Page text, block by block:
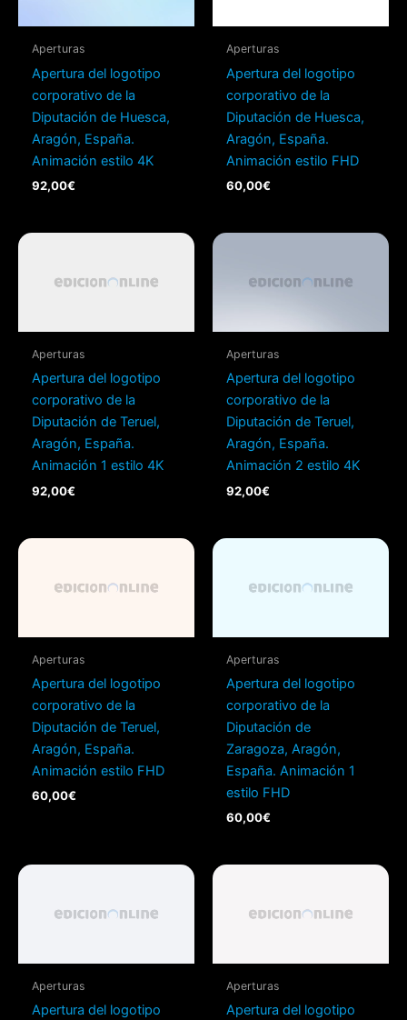
Aperturas
Apertura del logotipo
corporativo de la
Diputación de Huesca,
Aragón, España.
Animación estilo 4K
92,00€
Aperturas
Apertura del logotipo
corporativo de la
Diputación de Huesca,
Aragón, España.
Animación estilo FHD
60,00€
Aperturas
Apertura del logotipo
corporativo de la
Diputación de Teruel,
Aragón, España.
Animación 1 estilo 4K
92,00€
Aperturas
Apertura del logotipo
corporativo de la
Diputación de Teruel,
Aragón, España.
Animación 2 estilo 4K
92,00€
Aperturas
Apertura del logotipo
corporativo de la
Diputación de Teruel,
Aragón, España.
Animación estilo FHD
60,00€
Aperturas
Apertura del logotipo
corporativo de la
Diputación de
Zaragoza, Aragón,
España. Animación 1
estilo FHD
60,00€
Aperturas
Apertura del logotipo
Aperturas
Apertura del logotipo